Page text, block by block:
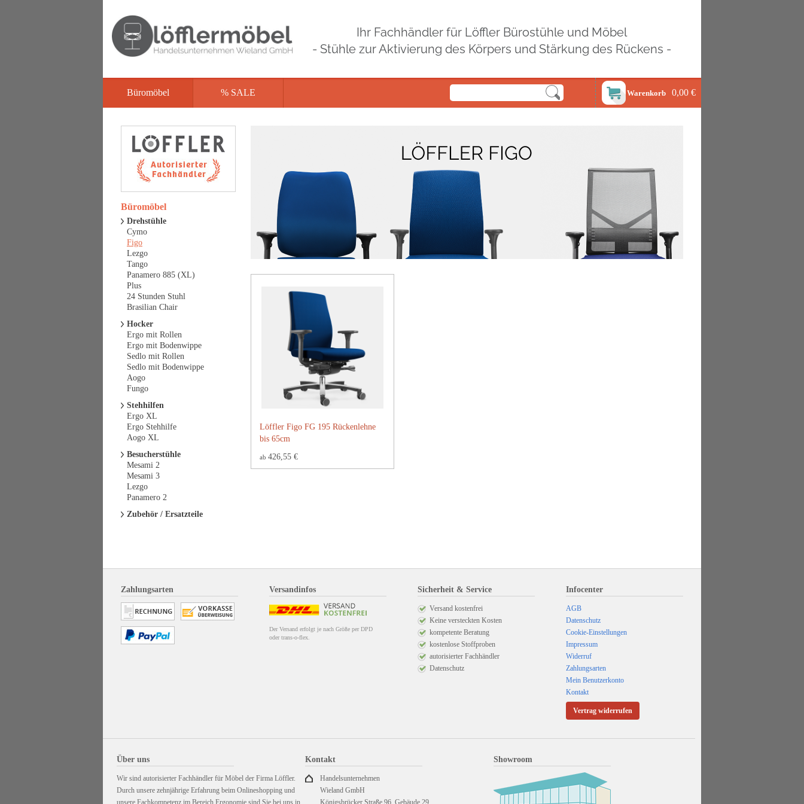
Ihr Fachhändler für Löffler Bürostühle und Möbel
- Stühle zur Aktivierung des Körpers und Stärkung des Rückens -
Büromöbel % SALE Warenkorb 0,00 €
Löffler Figo FG 195 Rückenlehne
bis 65cm
ab 426,55 €
Büromöbel
Drehstühle
Cymo
Figo
Lezgo
Tango
Panamero 885 (XL)
Plus
24 Stunden Stuhl
Brasilian Chair
Hocker
Ergo mit Rollen
Ergo mit Bodenwippe
Sedlo mit Rollen
Sedlo mit Bodenwippe
Aogo
Fungo
Stehhilfen
Ergo XL
Ergo Stehhilfe
Aogo XL
Besucherstühle
Mesami 2
Mesami 3
Lezgo
Panamero 2
Zubehör / Ersatzteile
Zahlungsarten Versandinfos
Der Versand erfolgt je nach Größe per DPD
oder trans-o-flex.
Sicherheit & Service
Versand kostenfrei
Keine versteckten Kosten
kompetente Beratung
kostenlose Stoffproben
autorisierter Fachhändler
Datenschutz
Infocenter
AGB
Datenschutz
Cookie-Einstellungen
Impressum
Widerruf
Zahlungsarten
Mein Benutzerkonto
Kontakt
Vertrag widerrufen
Über uns
Wir sind autorisierter Fachhändler für Möbel der Firma Löffler.
Durch unsere zehnjährige Erfahrung beim Onlineshopping und
unsere Fachkompetenz im Bereich Ergonomie sind Sie bei uns in
Kontakt
Handelsunternehmen
Wieland GmbH
Königsbrücker Straße 96, Gebäude 29
Showroom